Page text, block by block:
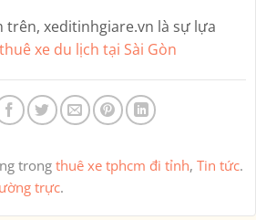
trên, xeditinhgiare.vn là sự lựa
thuê xe du lịch tại Sài Gòn
trong thuê xe tphcm đi tỉnh, Tin tức.
trực.